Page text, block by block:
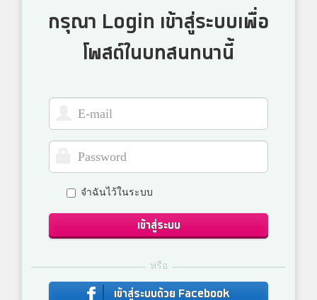
กรุณา Login เข้าสู่ระบบเพื่อ
โพสต์ในบทสนทนานี้
จำฉันไว้ในระบบ
เข้าสู่ระบบ
หรือ
เข้าสู่ระบบด้วย Facebook